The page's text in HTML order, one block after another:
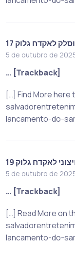
לאקדח גלוק 17
5 de outubro de
… [Trackback]
[…] Find More here
lancamento-do-
לאקדח גלוק 19
5 de outubro de
… [Trackback]
[…] Read More on
lancamento-do-